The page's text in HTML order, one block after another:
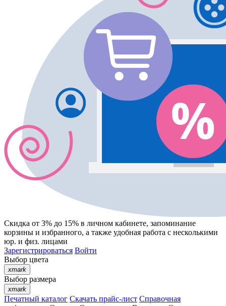
Скидка от 3% до 15% в личном кабинете, запоминание
корзины и избранного, а также удобная работа с несколькими
юр. и физ. лицами
Зарегистрироваться Войти
Выбор цвета
xmark
Выбор размера
xmark
Печатный каталог Скачать прайс-лист Справочная